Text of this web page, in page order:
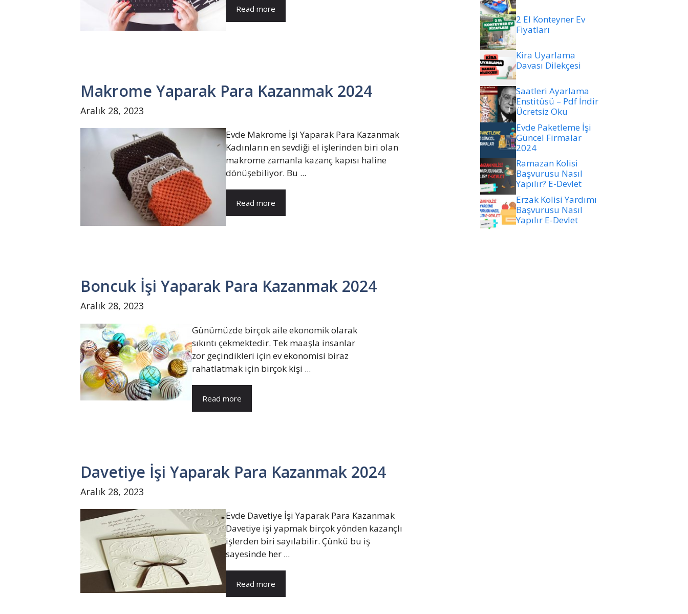
Read more
Makrome Yaparak Para Kazanmak 2024
Aralık 28, 2023
Evde Makrome İşi Yaparak Para Kazanmak
Kadınların en sevdiği el işlerinden biri olan
makrome zamanla kazanç kapısı haline
dönüşebiliyor. Bu ...
Read more
Boncuk İşi Yaparak Para Kazanmak 2024
Aralık 28, 2023
Günümüzde birçok aile ekonomik olarak
sıkıntı çekmektedir. Tek maaşla insanlar
zor geçindikleri için ev ekonomisi biraz
rahatlatmak için birçok kişi ...
Read more
Davetiye İşi Yaparak Para Kazanmak 2024
Aralık 28, 2023
Evde Davetiye İşi Yaparak Para Kazanmak
Davetiye işi yapmak birçok yönden kazançlı
işlerden biri sayılabilir. Çünkü bu iş
sayesinde her ...
Read more
2 El Konteyner Ev
Fiyatları
Kira Uyarlama
Davası Dilekçesi
Saatleri Ayarlama
Enstitüsü – Pdf İndir
Ücretsiz Oku
Evde Paketleme İşi
Güncel Firmalar
2024
Ramazan Kolisi
Başvurusu Nasıl
Yapılır? E-Devlet
Erzak Kolisi Yardımı
Başvurusu Nasıl
Yapılır E-Devlet